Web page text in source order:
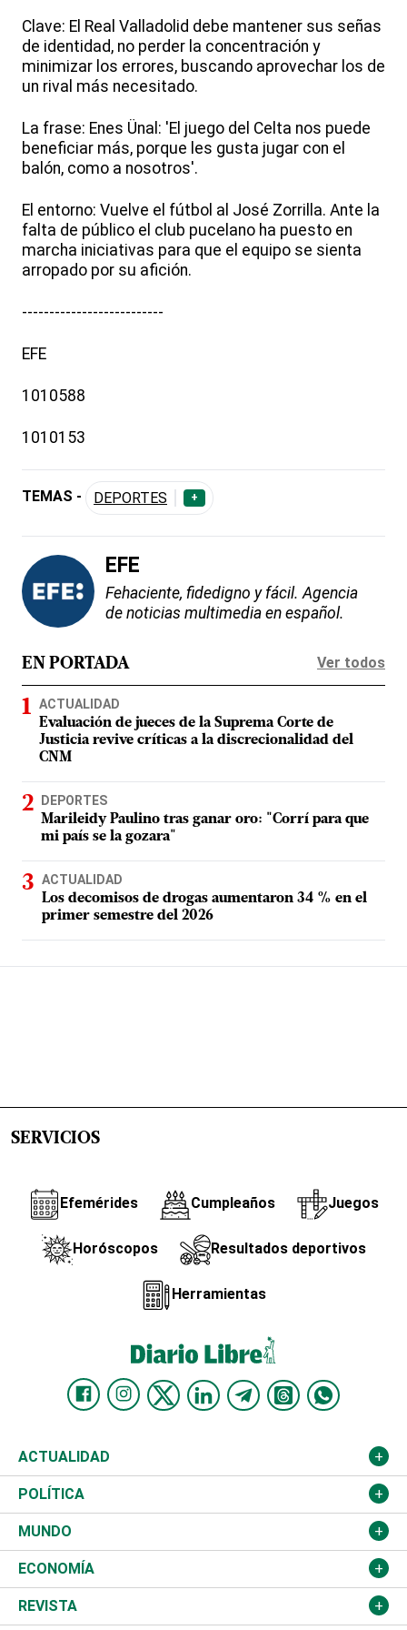
Clave: El Real Valladolid debe mantener sus señas
de identidad, no perder la concentración y
minimizar los errores, buscando aprovechar los de
un rival más necesitado.
La frase: Enes Ünal: 'El juego del Celta nos puede
beneficiar más, porque les gusta jugar con el
balón, como a nosotros'.
El entorno: Vuelve el fútbol al José Zorrilla. Ante la
falta de público el club pucelano ha puesto en
marcha iniciativas para que el equipo se sienta
arropado por su afición.
--------------------------
EFE
1010588
1010153
TEMAS - DEPORTES +
EFE
Fehaciente, fidedigno y fácil. Agencia
de noticias multimedia en español.
EN PORTADA Ver todos
ACTUALIDAD
Evaluación de jueces de la Suprema Corte de
Justicia revive críticas a la discrecionalidad del
CNM
DEPORTES
Marileidy Paulino tras ganar oro: "Corrí para que
mi país se la gozara"
ACTUALIDAD
Los decomisos de drogas aumentaron 34 % en el
primer semestre del 2026
SERVICIOS
Efemérides Cumpleaños Juegos
Horóscopos Resultados deportivos
Herramientas
ACTUALIDAD
Nacional
Ciudad
Educación
Salud
POLÍTICA
Partidos
JCE
TSE
MUNDO
Estados Unidos
América Latina
ECONOMÍA
Finanzas
REVISTA